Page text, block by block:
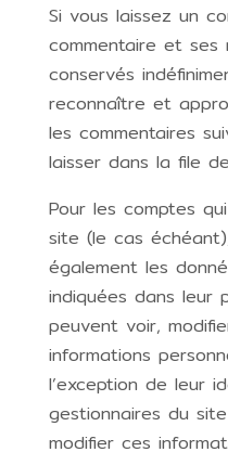
Si vous laissez un
commentaire et ses
conservés
reconnaître et
les commentaires
laisser dans la file
Pour les comptes
site (le cas
également les
indiquées dans leur
peuvent voir,
informations
l’exception de leur
gestionnaires du
modifier ces